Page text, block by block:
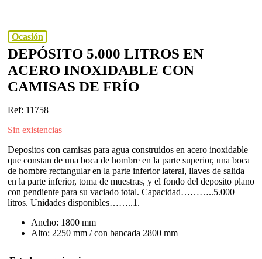
Ocasión
DEPÓSITO 5.000 LITROS EN
ACERO INOXIDABLE CON
CAMISAS DE FRÍO
Ref: 11758
Sin existencias
Depositos con camisas para agua construidos en acero inoxidable
que constan de una boca de hombre en la parte superior, una boca
de hombre rectangular en la parte inferior lateral, llaves de salida
en la parte inferior, toma de muestras, y el fondo del deposito plano
con pendiente para su vaciado total. Capacidad………..5.000
litros. Unidades disponibles……..1.
Ancho: 1800 mm
Alto: 2250 mm / con bancada 2800 mm